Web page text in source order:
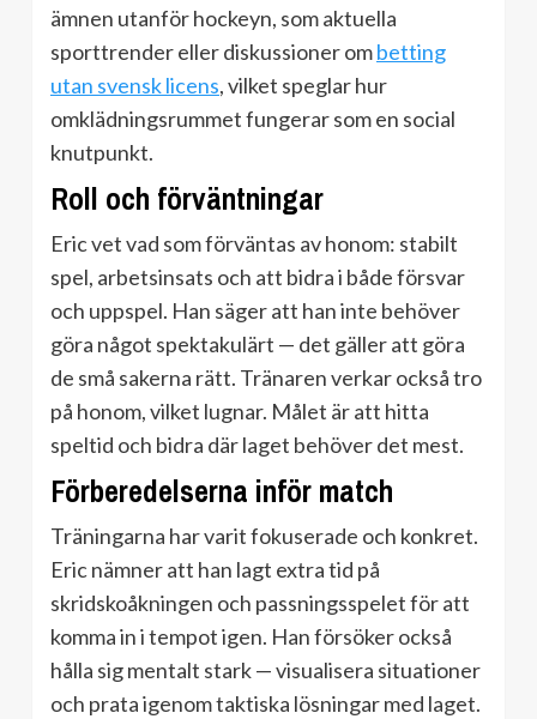
ämnen utanför hockeyn, som aktuella
sporttrender eller diskussioner ombetting
utan svensk licens, vilket speglar hur
omklädningsrummet fungerar som en social
knutpunkt.
Roll och förväntningar
Eric vet vad som förväntas av honom: stabilt
spel, arbetsinsats och att bidra i både försvar
och uppspel. Han säger att han inte behöver
göra något spektakulärt — det gäller att göra
de små sakerna rätt. Tränaren verkar också tro
på honom, vilket lugnar. Målet är att hitta
speltid och bidra där laget behöver det mest.
Förberedelserna inför match
Träningarna har varit fokuserade och konkret.
Eric nämner att han lagt extra tid på
skridskoåkningen och passningsspelet för att
komma in i tempot igen. Han försöker också
hålla sig mentalt stark — visualisera situationer
och prata igenom taktiska lösningar med laget.